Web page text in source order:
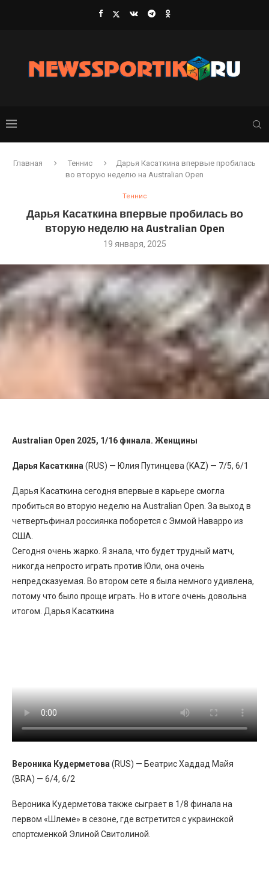
Главная Теннис
Дарья Касаткина впервые пробилась
во вторую неделю на Australian Open
Теннис
Дарья Касаткина впервые пробилась во
вторую неделю на Australian Open
19 января, 2025
Australian Open 2025, 1/16 финала. Женщины
Дарья Касаткина (RUS) — Юлия Путинцева (KAZ) — 7/5, 6/1
Дарья Касаткина сегодня впервые в карьере смогла
пробиться во вторую неделю на Australian Open. За выход в
четвертьфинал россиянка поборется с Эммой Наварро из
США.
Сегодня очень жарко. Я знала, что будет трудный матч,
никогда непросто играть против Юли, она очень
непредсказуемая. Во втором сете я была немного удивлена,
потому что было проще играть. Но в итоге очень довольна
итогом. Дарья Касаткина
Вероника Кудерметова (RUS) — Беатрис Хаддад Майя
(BRA) — 6/4, 6/2
Вероника Кудерметова также сыграет в 1/8 финала на
первом «Шлеме» в сезоне, где встретится с украинской
спортсменкой Элиной Свитолиной.